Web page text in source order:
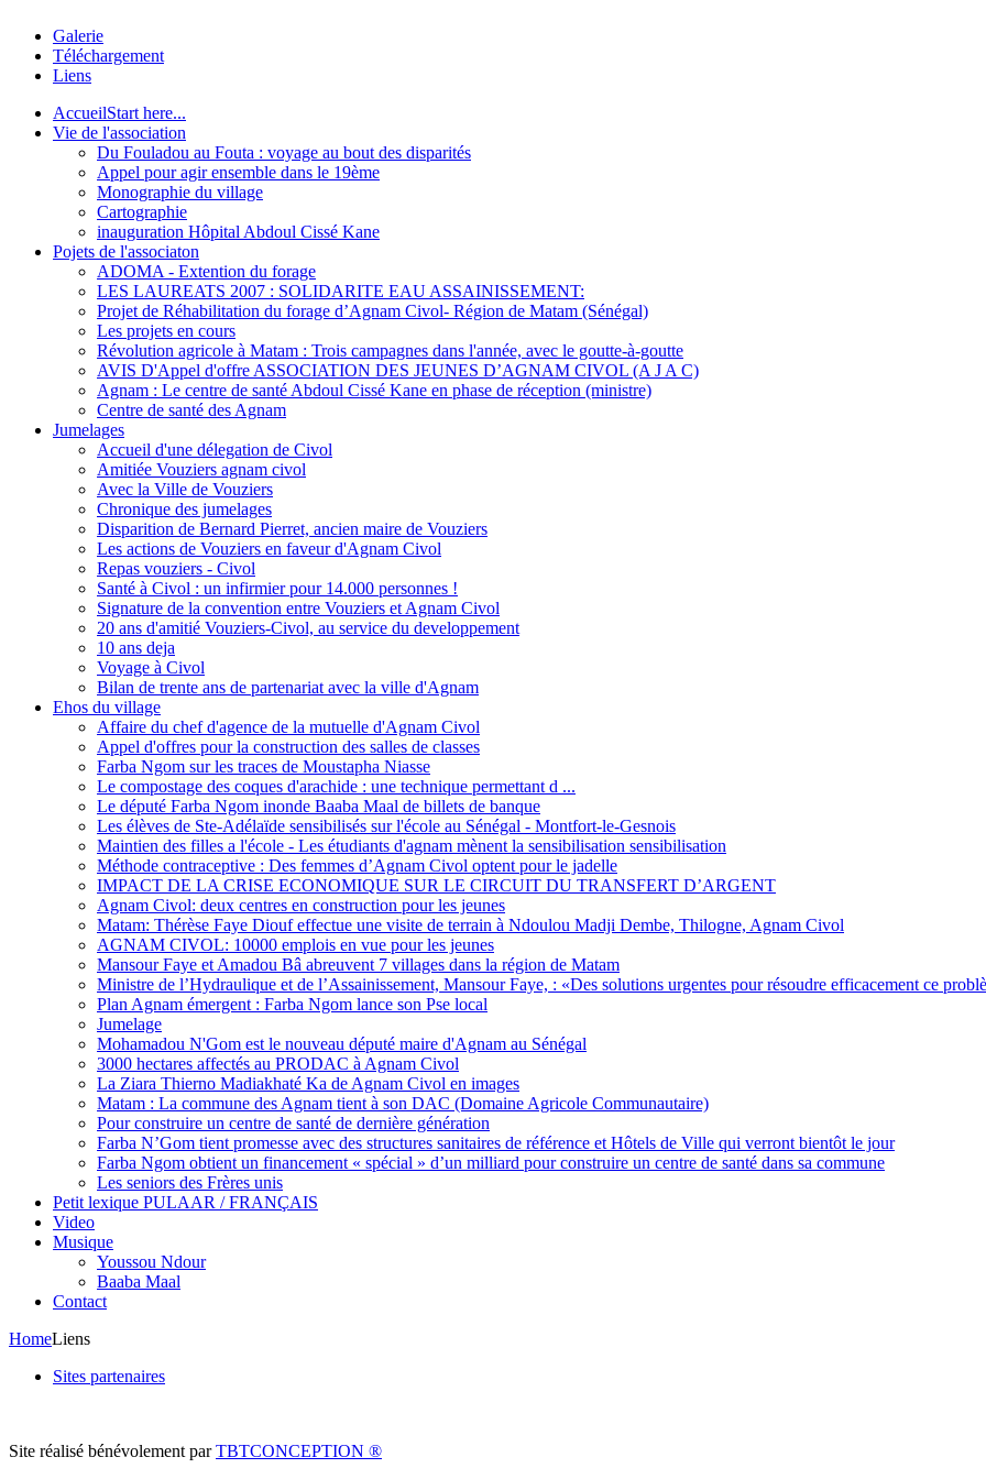
Galerie
Téléchargement
Liens
AccueilStart here...
Vie de l'association
Du Fouladou au Fouta : voyage au bout des disparités
Appel pour agir ensemble dans le 19ème
Monographie du village
Cartographie
inauguration Hôpital Abdoul Cissé Kane
Pojets de l'associaton
ADOMA - Extention du forage
LES LAUREATS 2007 : SOLIDARITE EAU ASSAINISSEMENT:
Projet de Réhabilitation du forage d’Agnam Civol- Région de Matam (Sénégal)
Les projets en cours
Révolution agricole à Matam : Trois campagnes dans l'année, avec le goutte-à-goutte
AVIS D'Appel d'offre ASSOCIATION DES JEUNES D’AGNAM CIVOL (A J A C)
Agnam : Le centre de santé Abdoul Cissé Kane en phase de réception (ministre)
Centre de santé des Agnam
Jumelages
Accueil d'une délegation de Civol
Amitiée Vouziers agnam civol
Avec la Ville de Vouziers
Chronique des jumelages
Disparition de Bernard Pierret, ancien maire de Vouziers
Les actions de Vouziers en faveur d'Agnam Civol
Repas vouziers - Civol
Santé à Civol : un infirmier pour 14.000 personnes !
Signature de la convention entre Vouziers et Agnam Civol
20 ans d'amitié Vouziers-Civol, au service du developpement
10 ans deja
Voyage à Civol
Bilan de trente ans de partenariat avec la ville d'Agnam
Ehos du village
Affaire du chef d'agence de la mutuelle d'Agnam Civol
Appel d'offres pour la construction des salles de classes
Farba Ngom sur les traces de Moustapha Niasse
Le compostage des coques d'arachide : une technique permettant d ...
Le député Farba Ngom inonde Baaba Maal de billets de banque
Les élèves de Ste-Adélaïde sensibilisés sur l'école au Sénégal - Montfort-le-Gesnois
Maintien des filles a l'école - Les étudiants d'agnam mènent la sensibilisation sensibilisation
Méthode contraceptive : Des femmes d’Agnam Civol optent pour le jadelle
IMPACT DE LA CRISE ECONOMIQUE SUR LE CIRCUIT DU TRANSFERT D’ARGENT
Agnam Civol: deux centres en construction pour les jeunes
Matam: Thérèse Faye Diouf effectue une visite de terrain à Ndoulou Madji Dembe, Thilogne, Agnam Civol
AGNAM CIVOL: 10000 emplois en vue pour les jeunes
Mansour Faye et Amadou Bâ abreuvent 7 villages dans la région de Matam
Ministre de l’Hydraulique et de l’Assainissement, Mansour Faye, : «Des solutions urgentes pour résoudre efficacement ce
Plan Agnam émergent : Farba Ngom lance son Pse local
Jumelage
Mohamadou N'Gom est le nouveau député maire d'Agnam au Sénégal
3000 hectares affectés au PRODAC à Agnam Civol
La Ziara Thierno Madiakhaté Ka de Agnam Civol en images
Matam : La commune des Agnam tient à son DAC (Domaine Agricole Communautaire)
Pour construire un centre de santé de dernière génération
Farba N’Gom tient promesse avec des structures sanitaires de référence et Hôtels de Ville qui verront bientôt le jour
Farba Ngom obtient un financement « spécial » d’un milliard pour construire un centre de santé dans sa commune
Les seniors des Frères unis
Petit lexique PULAAR / FRANÇAIS
Video
Musique
Youssou Ndour
Baaba Maal
Contact
HomeLiens
Sites partenaires
Site réalisé bénévolement parTBTCONCEPTION ®